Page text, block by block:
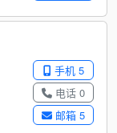
手机 5
电话 0
邮箱 5